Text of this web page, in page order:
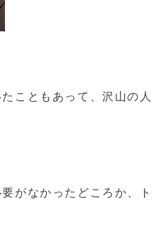
こともあって、沢山の人
がなかったどころか、ト